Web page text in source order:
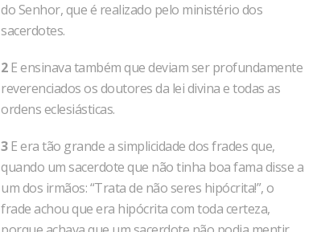
do Senhor, que é realizado pelo ministério dos
sacerdotes.
2E ensinava também que deviam ser profundamente
reverenciados os doutores da lei divina e todas as
ordens eclesiásticas. ­
3E era tão grande a simplicidade dos frades que,
quando um sacerdote que não tinha boa fama disse a
um dos irmãos: “Trata de não seres hipócrita!”, o
frade achou que era hipócrita com toda certeza,